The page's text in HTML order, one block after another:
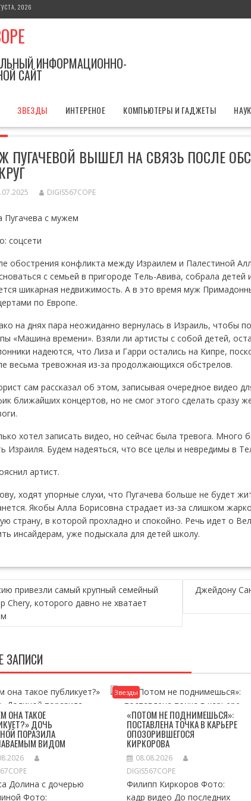
2026
ИНФОРМАЦИОННО-
САЙТ
ЗВЕЗДЫ ИНТЕРЕНОЕ КОМПЬЮТЕРЫ И ГАДЖЕТЫ
ПУГАЧЕВОЙ ВЫШЕЛ НА СВЯЗЬ ПОСЛЕ
DIGIS567COPE
Пугачева с мужем
соцсети
обострения конфликта между Израилем и Палестиной
с семьей в пригороде Тель-Авива, собрала детей
шикарная недвижимость. А в это время муж
по Европе.
на днях пара неожиданно вернулась в Израиль, чтобы
«Машина времени». Взяли ли артисты с собой детей,
надеются, что Лиза и Гарри остались на Кипре,
весьма тревожная из-за продолжающихся обстрелов.
сам рассказал об этом, записывая очередное видео
ближайших концертов, но не смог этого сделать сразу
хотел записать видео, но сейчас была тревога. Много
Израиля. Будем надеяться, что все целы и невредимы в
артист.
ходят упорные слухи, что Пугачева больше не будет
Якобы Алла Борисовна страдает из-за слишком
страну, в которой прохладно и спокойно. Речь идет о
инсайдерам, уже подыскала для детей школу.
привезли самый крупный семейный
Chery, которого давно не хватает
Джейдону
ЗАПИСИ
ОНА ТАКОЕ
ДОЧЬ
ПОРАЗИЛА
ВИДОМ
Долина с дочерью
Фото:
Звезды
«ПОТОМ НЕ ПОДНИМЕШЬСЯ»:
ПОСТАВЛЕНА ТОЧКА В КАРЬЕРЕ
ОПОЗОРИВШЕГОСЯ
КИРКОРОВА
08.08.2026
DIGIS567COPE
Филипп Киркоров Фото:
кадр видео До последних